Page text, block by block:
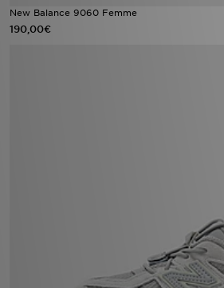
New Balance 9060 Femme
190,00€